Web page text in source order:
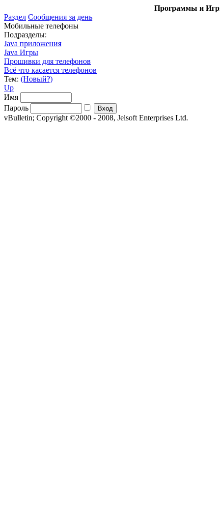
Программы и
Раздел Сообщения за день
Мобильные телефоны
Подразделы:
Java приложения
Java Игры
Прошивки для телефонов
Всё что касается телефонов
Тем: (Новый?)
Up
Имя
Пароль
vBulletin; Copyright ©2000 - 2008, Jelsoft Enterprises Ltd.